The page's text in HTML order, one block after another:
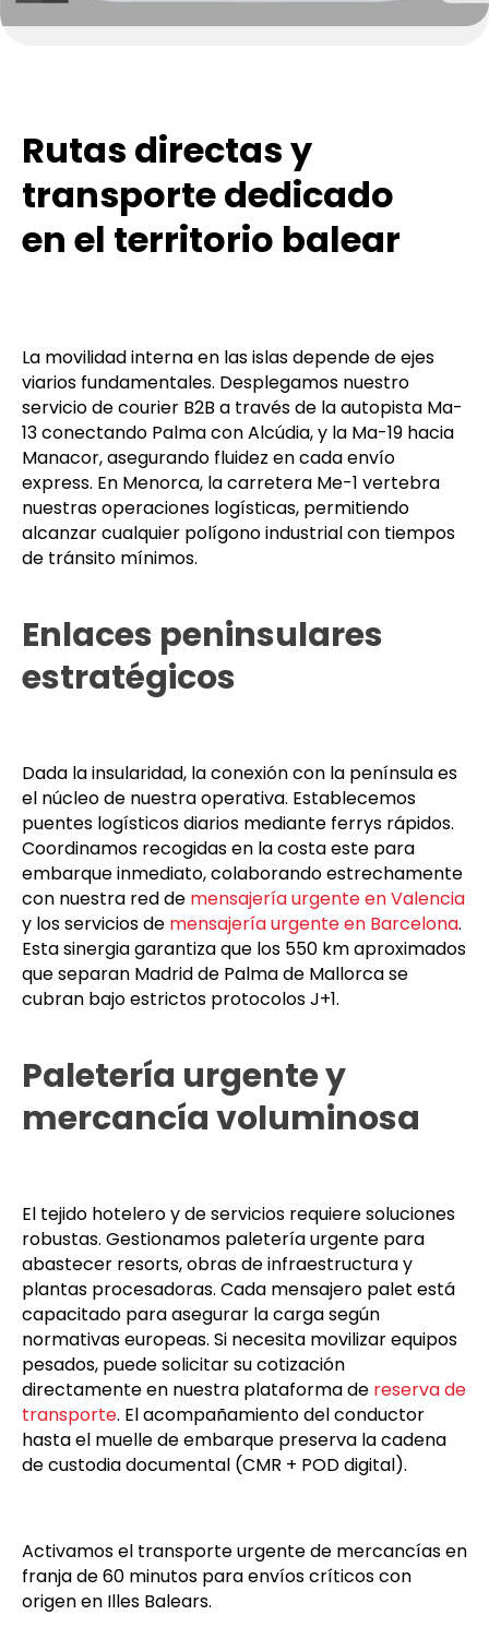
Rutas directas y
transporte dedicado
en el territorio balear
La movilidad interna en las islas depende de ejes
viarios fundamentales. Desplegamos nuestro
servicio de courier B2B a través de la autopista Ma-
13 conectando Palma con Alcúdia, y la Ma-19 hacia
Manacor, asegurando fluidez en cada envío
express. En Menorca, la carretera Me-1 vertebra
nuestras operaciones logísticas, permitiendo
alcanzar cualquier polígono industrial con tiempos
de tránsito mínimos.
Enlaces peninsulares
estratégicos
Dada la insularidad, la conexión con la península es
el núcleo de nuestra operativa. Establecemos
puentes logísticos diarios mediante ferrys rápidos.
Coordinamos recogidas en la costa este para
embarque inmediato, colaborando estrechamente
con nuestra red de mensajería urgente en Valencia
y los servicios de mensajería urgente en Barcelona.
Esta sinergia garantiza que los 550 km aproximados
que separan Madrid de Palma de Mallorca se
cubran bajo estrictos protocolos J+1.
Paletería urgente y
mercancía voluminosa
El tejido hotelero y de servicios requiere soluciones
robustas. Gestionamos paletería urgente para
abastecer resorts, obras de infraestructura y
plantas procesadoras. Cada mensajero palet está
capacitado para asegurar la carga según
normativas europeas. Si necesita movilizar equipos
pesados, puede solicitar su cotización
directamente en nuestra plataforma de reserva de
transporte. El acompañamiento del conductor
hasta el muelle de embarque preserva la cadena
de custodia documental (CMR + POD digital).
Activamos el transporte urgente de mercancías en
franja de 60 minutos para envíos críticos con
origen en Illes Balears.